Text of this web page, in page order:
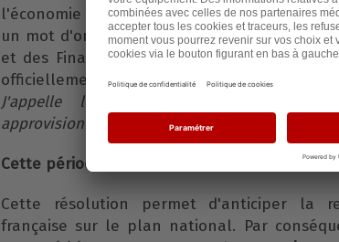
l'économie et à la consommation du pays.
un mot d'ordre d'actualité que reprend le
et des Finances. Ainsi, d'après ses
officiellement fait appel au patriotisme
J'appelle les grands distributeurs à
approvisionnez-vous en produits français »
Cette période sera en faveur de la solidarité
Cette résolution permet d'anticiper la
française sur le plan national. Par